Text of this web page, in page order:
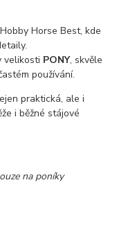
Horse Best, kde
velikosti PONY, skvěle
používání.
praktická, ale i
i běžné stájové
na poníky